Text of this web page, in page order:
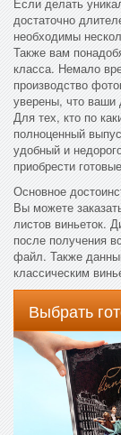
достаточно
необходимы
Также вам
класса. Немало
производство
уверены, что ваши
Для тех, кто по
полноценный
удобный и
приобрести
Основное
Вы можете
листов виньеток.
после получения
файл. Также
классическим
Выбрать